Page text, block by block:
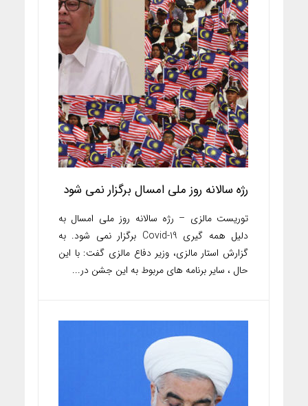
رژه سالانه روز ملی امسال برگزار نمی شود
توریست مالزی – رژه سالانه روز ملی امسال به
دلیل همه گیری Covid-19 برگزار نمی شود. به
گزارش استار مالزی، وزیر دفاع مالزی گفت: با این
حال ، سایر برنامه های مربوط به این جشن در...